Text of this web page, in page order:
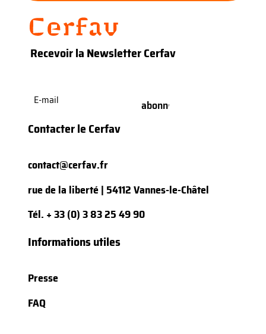
Recevoir la Newsletter Cerfav
mail(Nécessaire)
Contacter le Cerfav
contact@cerfav.fr
rue de la liberté | 54112 Vannes-le-Châtel
Tél. + 33 (0) 3 83 25 49 90
Informations utiles
Presse
FAQ